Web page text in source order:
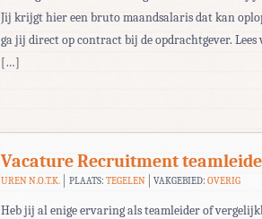
Jij krijgt hier een bruto maandsalaris dat kan
ga jij direct op contract bij de opdrachtgever.
[…]
Vacature Recruitment
UREN N.O.T.K. PLAATS: TEGELEN VAKGEBIED:OVERIG
Heb jij al enige ervaring als teamleider of